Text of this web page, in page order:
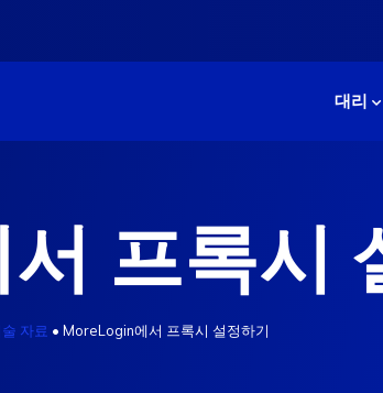
대리
프록시
자료 • MoreLogin에서 프록시 설정하기